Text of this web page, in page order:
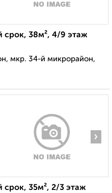
срок, 38м², 4/9 этаж
мкр. 34-й микрорайон,
›
срок, 35м², 2/3 этаж